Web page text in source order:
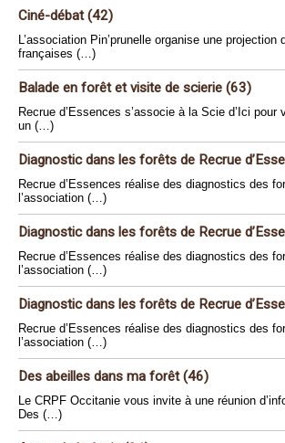
Ciné-débat (42)
L’association Pin’prunelle organise une projection
françaises (…)
Balade en forêt et visite de scierie (63)
Recrue d’Essences s’associe à la Scie d’Ici pour
un (…)
Diagnostic dans les forêts de Recrue
Recrue d’Essences réalise des diagnostics des
l’association (…)
Diagnostic dans les forêts de Recrue
Recrue d’Essences réalise des diagnostics des
l’association (…)
Diagnostic dans les forêts de Recrue
Recrue d’Essences réalise des diagnostics des
l’association (…)
Des abeilles dans ma forêt (46)
Le CRPF Occitanie vous invite à une réunion
Des (…)